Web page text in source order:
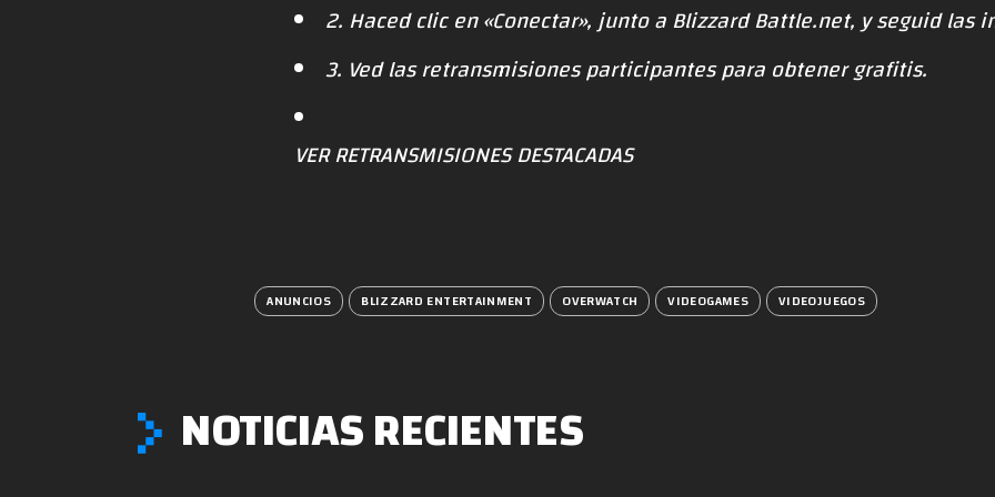
2. Haced clic en «Conectar», junto a Blizzard Battle.net, y seguid las
3. Ved las retransmisiones participantes para obtener grafitis.
VER RETRANSMISIONES DESTACADAS
ANUNCIOS BLIZZARD ENTERTAINMENT OVERWATCH VIDEOGAMES VIDEOJUEGOS
NOTICIAS RECIENTES